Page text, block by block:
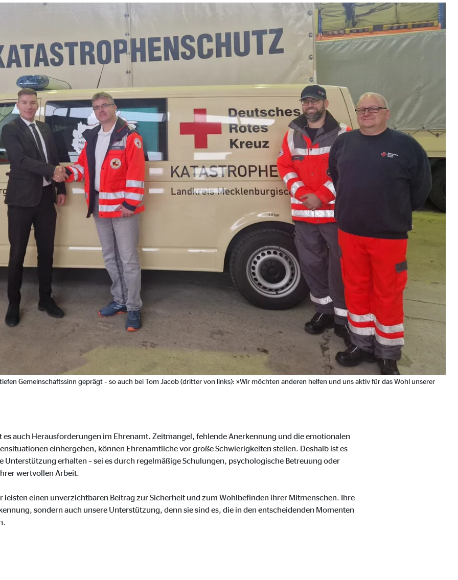
Gemeinschaftssinn geprägt – so auch bei Tom Jacob (dritter von links): »Wir möchten anderen helfen und uns aktiv für das Wohl unserer
auch Herausforderungen im Ehrenamt. Zeitmangel, fehlende Anerkennung und die emotionalen
einhergehen, können Ehrenamtliche vor große Schwierigkeiten stellen. Deshalb ist es
Unterstützung erhalten – sei es durch regelmäßige Schulungen, psychologische Betreuung oder
wertvollen Arbeit.
einen unverzichtbaren Beitrag zur Sicherheit und zum Wohlbefinden ihrer Mitmenschen. Ihre
sondern auch unsere Unterstützung, denn sie sind es, die in den entscheidenden Momenten
Besuch unserer Webseite standardmäßig blockiert. Durch das Akzeptieren von externen Medien
an Dienste in datenschutzrechtlich sogenannten Drittländern durch den Anbieter ein.
Ltd.
Ireland Ltd.
von interaktiven Google Karten
Ireland Ltd.
von Videos
Inc.
Ad Solutions Inc.
AG
des Bewertungssiegel